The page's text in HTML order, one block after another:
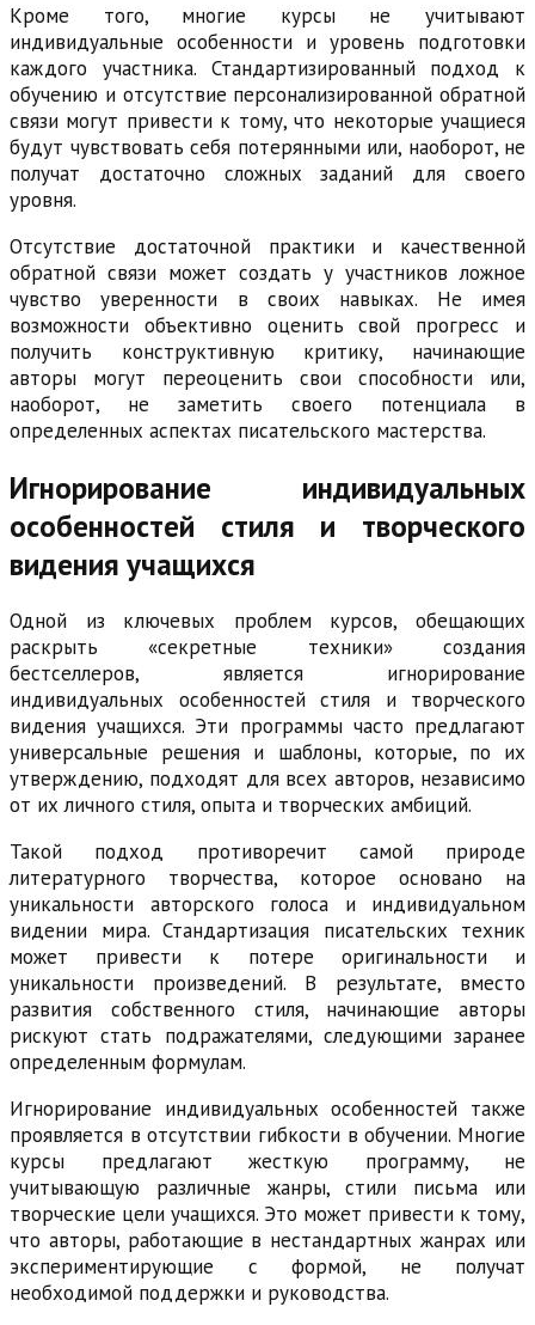
Кроме того, многие курсы не учитывают
индивидуальные особенности и уровень подготовки
каждого участника. Стандартизированный подход к
обучению и отсутствие персонализированной обратной
связи могут привести к тому, что некоторые учащиеся
будут чувствовать себя потерянными или, наоборот, не
получат достаточно сложных заданий для своего
уровня.
Отсутствие достаточной практики и качественной
обратной связи может создать у участников ложное
чувство уверенности в своих навыках. Не имея
возможности объективно оценить свой прогресс и
получить конструктивную критику, начинающие
авторы могут переоценить свои способности или,
наоборот, не заметить своего потенциала в
определенных аспектах писательского мастерства.
Игнорирование индивидуальных
особенностей стиля и творческого
видения учащихся
Одной из ключевых проблем курсов, обещающих
раскрыть «секретные техники» создания
бестселлеров, является игнорирование
индивидуальных особенностей стиля и творческого
видения учащихся. Эти программы часто предлагают
универсальные решения и шаблоны, которые, по их
утверждению, подходят для всех авторов, независимо
от их личного стиля, опыта и творческих амбиций.
Такой подход противоречит самой природе
литературного творчества, которое основано на
уникальности авторского голоса и индивидуальном
видении мира. Стандартизация писательских техник
может привести к потере оригинальности и
уникальности произведений. В результате, вместо
развития собственного стиля, начинающие авторы
рискуют стать подражателями, следующими заранее
определенным формулам.
Игнорирование индивидуальных особенностей также
проявляется в отсутствии гибкости в обучении. Многие
курсы предлагают жесткую программу, не
учитывающую различные жанры, стили письма или
творческие цели учащихся. Это может привести к тому,
что авторы, работающие в нестандартных жанрах или
экспериментирующие с формой, не получат
необходимой поддержки и руководства.